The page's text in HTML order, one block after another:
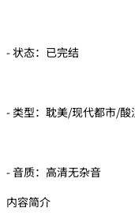
- 状态：已完结
- 类型：耽美/现代都市/酸
- 音质：高清无杂音
内容简介